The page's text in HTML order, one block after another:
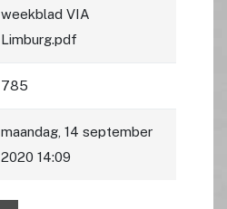
weekblad VIA
Limburg.pdf
785
maandag, 14 september
2020 14:09